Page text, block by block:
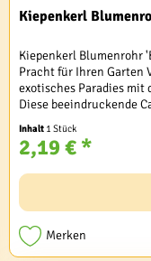
Kiepenkerl
Kiepenkerl Blumenrohr
Pracht für Ihren Garten
exotisches Paradies
Diese beeindruckende
Inhalt 1 Stück
2,19 € *
Merken